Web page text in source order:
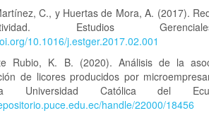
C., y Huertas de Mora, A. (2017).
Estudios
10.1016/j.estger.2017.02.001
Rubio, K. B. (2020). Análisis de la
de licores producidos por
Universidad Católica del
handle/22000/18456